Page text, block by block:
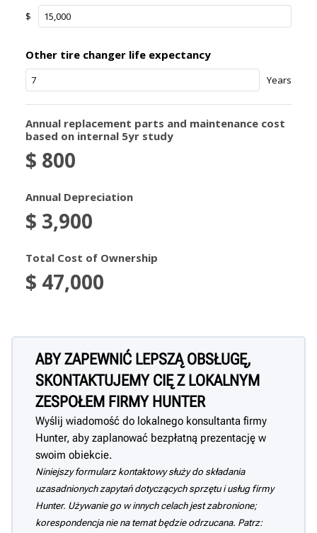
ABY ZAPEWNIĆ LEPSZĄ OBSŁUGĘ,
SKONTAKTUJEMY CIĘ Z LOKALNYM
ZESPOŁEM FIRMY HUNTER
Wyślij wiadomość do lokalnego konsultanta firmy
Hunter, aby zaplanować bezpłatną prezentację w
swoim obiekcie.
Niniejszy formularz kontaktowy służy do składania
uzasadnionych zapytań dotyczących sprzętu i usług firmy
Hunter. Używanie go w innych celach jest zabronione;
korespondencja nie na temat będzie odrzucana. Patrz: